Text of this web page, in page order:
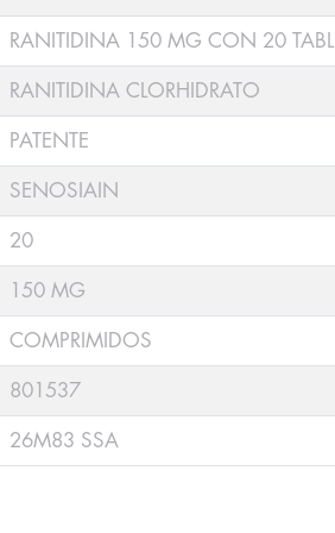
RANITIDINA 150 MG CON 20
RANITIDINA CLORHIDRATO
PATENTE
SENOSIAIN
20
150 MG
COMPRIMIDOS
801537
26M83 SSA